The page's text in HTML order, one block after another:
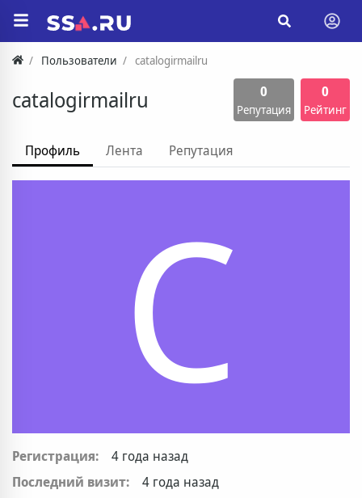
Пользователи catalogirmailru
catalogirmailru 0
Репутация
0
Рейтинг
Профиль Лента Репутация
C
Регистрация:
4 года назад
Последний визит:
4 года назад